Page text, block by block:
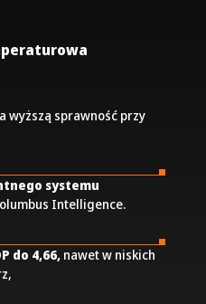
wyższą sprawność przy
systemu
Intelligence.
do 4,66, nawet w niskich